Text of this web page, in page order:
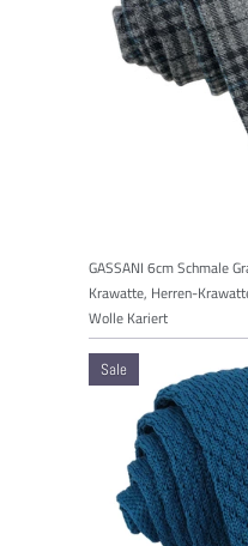
GASSANI 6cm Schmale
Krawatte, Herren-
Wolle Kariert
Sale